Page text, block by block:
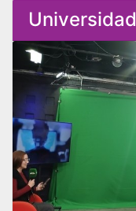
Universidad